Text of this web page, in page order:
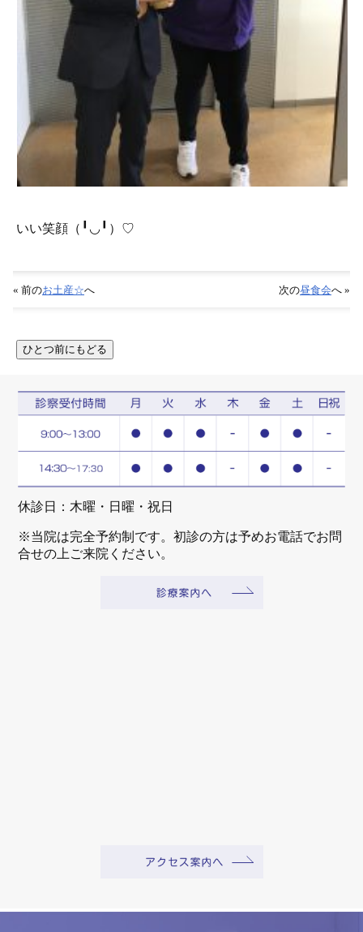
いい笑顔（╹◡╹）♡
« 前のお土産☆へ 次の昼食会へ »
休診日：木曜・日曜・祝日
※当院は完全予約制です。初診の方は予めお電話でお問
合せの上ご来院ください。